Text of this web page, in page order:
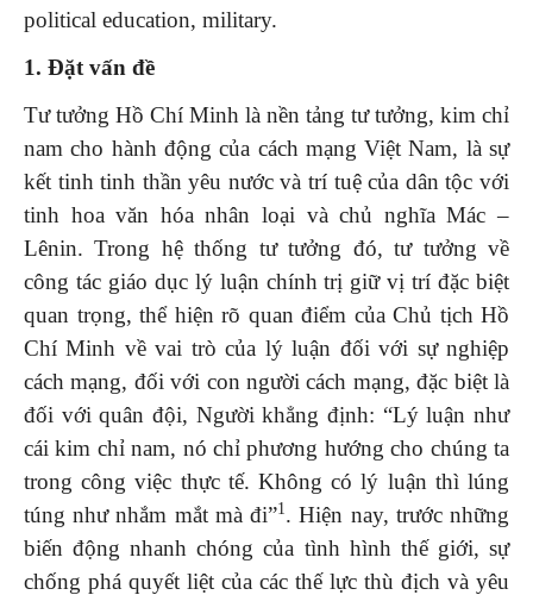
political education, military.
1. Đặt vấn đề
Tư tưởng Hồ Chí Minh là nền tảng tư tưởng, kim chỉ
nam cho hành động của cách mạng Việt Nam, là sự
kết tinh tinh thần yêu nước và trí tuệ của dân tộc với
tinh hoa văn hóa nhân loại và chủ nghĩa Mác –
Lênin. Trong hệ thống tư tưởng đó, tư tưởng về
công tác giáo dục lý luận chính trị giữ vị trí đặc biệt
quan trọng, thể hiện rõ quan điểm của Chủ tịch Hồ
Chí Minh về vai trò của lý luận đối với sự nghiệp
cách mạng, đối với con người cách mạng, đặc biệt là
đối với quân đội, Người khẳng định: “Lý luận như
cái kim chỉ nam, nó chỉ phương hướng cho chúng ta
trong công việc thực tế. Không có lý luận thì lúng
túng như nhắm mắt mà đi”1. Hiện nay, trước những
biến động nhanh chóng của tình hình thế giới, sự
chống phá quyết liệt của các thế lực thù địch và yêu